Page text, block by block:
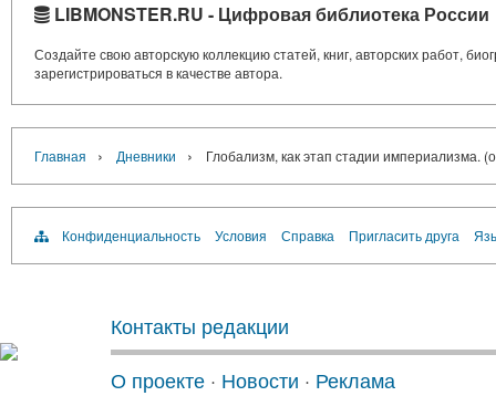
LIBMONSTER.RU - Цифровая библиотека России
Создайте свою авторскую коллекцию статей, книг, авторских работ,
зарегистрироваться в качестве автора.
Главная › Дневники › Глобализм, как этап стадии империализма.
Конфиденциальность Условия Справка Пригласить друга
Контакты редакции
О проекте · Новости · Реклама